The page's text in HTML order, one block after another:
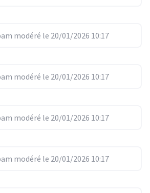
modéré le 20/01/2026 10:17
modéré le 20/01/2026 10:17
modéré le 20/01/2026 10:17
modéré le 20/01/2026 10:17